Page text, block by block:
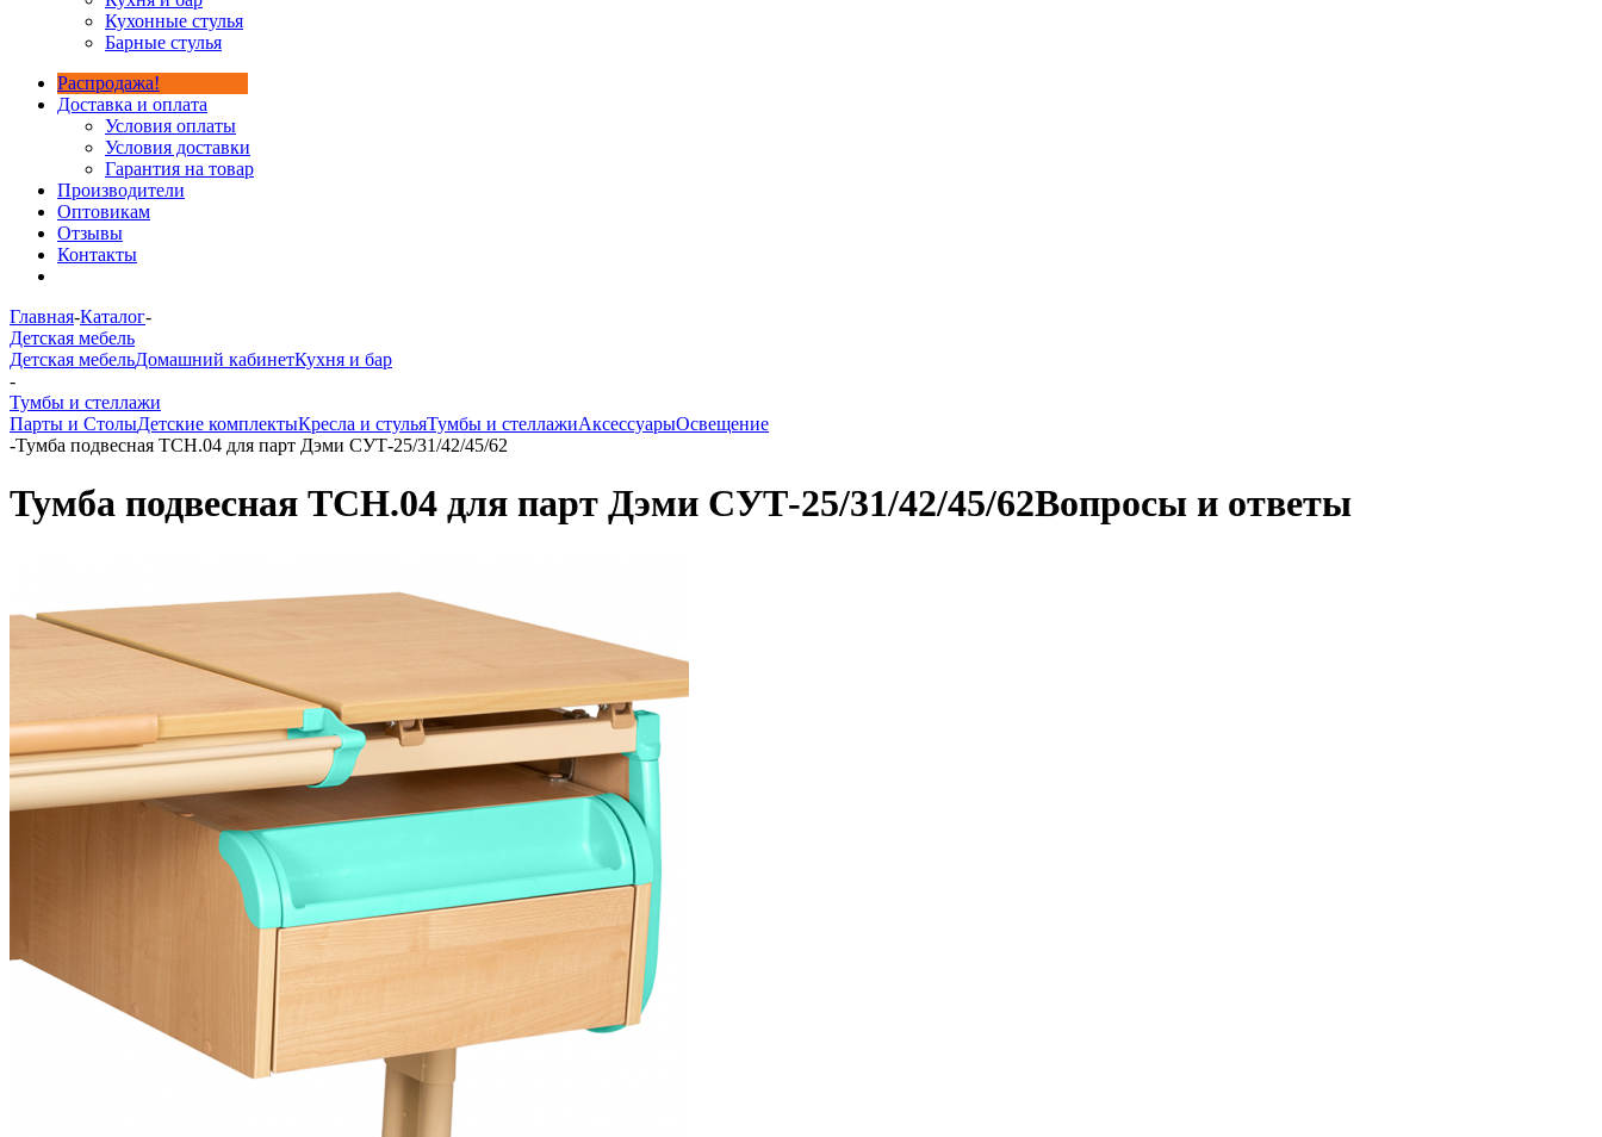
Кухонные стулья
Барные стулья
Распродажа!
Доставка и оплата
Условия оплаты
Условия доставки
Гарантия на товар
Производители
Оптовикам
Отзывы
Контакты
Главная-Каталог-
Детская мебель
Детская мебельДомашний кабинетКухня и бар
-
Тумбы и стеллажи
Парты и СтолыДетские комплектыКресла и стульяТумбы и стеллажиАксессуарыОсвещение
-Тумба подвесная ТСН.04 для парт Дэми СУТ-25/31/42/45/62
Тумба подвесная ТСН.04 для парт Дэми СУТ-25/31/42/45/62Вопросы и ответы